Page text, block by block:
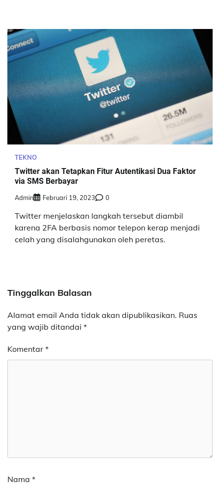
TEKNO
Twitter akan Tetapkan Fitur Autentikasi Dua Faktor
via SMS Berbayar
Admin Februari 19, 2023 0
Twitter menjelaskan langkah tersebut diambil
karena 2FA berbasis nomor telepon kerap menjadi
celah yang disalahgunakan oleh peretas.
Tinggalkan Balasan
Alamat email Anda tidak akan dipublikasikan. Ruas
yang wajib ditandai *
Komentar *
Nama *